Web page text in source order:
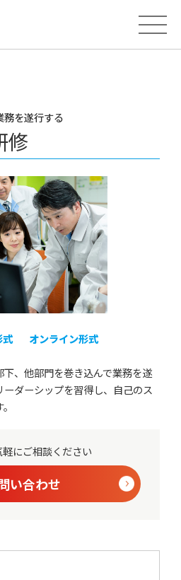
務を遂行する
修
式 オンライン形式
、他部門を巻き込んで業務を遂
ダーシップを習得し、自己のス
軽にご相談ください
い合わせ